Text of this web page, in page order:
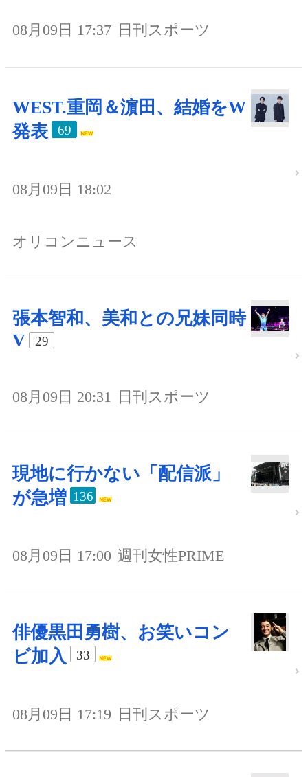
08月09日 17:37 日刊スポーツ
WEST.重岡＆濵田、結婚をW
発表
69
08月09日 18:02
オリコンニュース
張本智和、美和との兄妹同時
V
29
08月09日 20:31 日刊スポーツ
現地に行かない「配信派」
が急増 136
08月09日 17:00 週刊女性PRIME
俳優黒田勇樹、お笑いコン
ビ加入
33
08月09日 17:19 日刊スポーツ